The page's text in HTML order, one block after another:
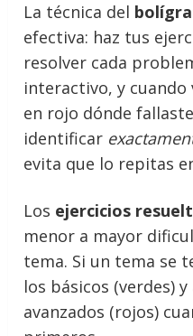
La técnica del
efectiva: haz tus
resolver cada
interactivo, y cuando
en rojo dónde
identificar
evita que lo repitas
Los ejercicios
menor a mayor
tema. Si un tema se
los básicos (verdes)
avanzados (rojos)